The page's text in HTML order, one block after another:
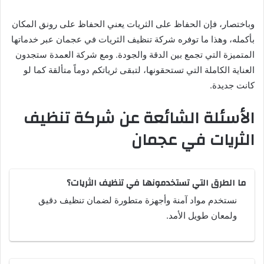
وباختصار، فإن الحفاظ على الثريات يعني الحفاظ على رونق المكان
بأكمله، وهذا ما توفره شركة تنظيف الثريات في عجمان عبر خدماتها
المتميزة التي تجمع بين الدقة والجودة. ومع شركة العمدة ستجدون
العناية الكاملة التي تستحقونها، لتبقى ثرياتكم دوماً متألقة كما لو
كانت جديدة.
الأسئلة الشائعة عن شركة تنظيف
الثريات في عجمان
ما الطرق التي تستخدمونها في تنظيف الثريات؟
نستخدم مواد آمنة وأجهزة متطورة لضمان تنظيف دقيق
ولمعان طويل الأمد.